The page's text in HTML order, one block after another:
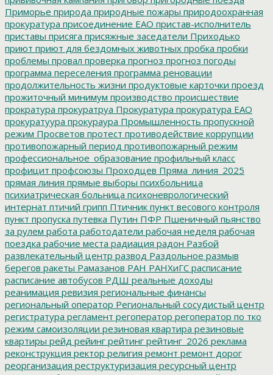
Приморье природа природные пожары природоохранная
прокуратура присоединение ЕАО пристав-исполнитель
приставы присяга присяжные заседатели Приходько
приют приют для бездомных животных пробка пробки
проблемы провал проверка прогноз прогноз погоды
программа переселения программа реновации
продолжительность жизни продуктовые карточки проезд
прожиточный минимум производство происшествие
прократура прокуратруа Прокуратура прокуратура ЕАО
прокуратуура прокураура Промышленность пропускной
режим Просветов протест противодействие коррупции
противопожарный период противопожарный режим
профессиональное_образование профильный класс
профицит профсоюзы Проходцев Пряма_линия_2025
прямая линия прямые выборы психбольница
психиатрическая больница психоневрологический
интернат птичий грипп Птичник пункт весового контроля
пункт пропуска путевка Путин ПФР Пшеничный пьянство
за рулем работа работодатели рабочая неделя рабочая
поездка рабочие места радиация радон Разбой
развлекательный центр развод Раздольное размыв
берегов ракеты Рамазанов РАН РАНХиГС расписание
расписание автобусов РДШ реальные доходы
реанимация ревизия региональные финансы
региональный оператор Региональный сосудистый центр
регистратура регламент регоператор регоператор по тко
режим самоизоляции резиновая квартира резиновые
квартиры рейд рейинг рейтинг рейтинг_2026 реклама
реконструкция ректор религия ремонт ремонт дорог
реорганизация реструктуризация ресурсный центр